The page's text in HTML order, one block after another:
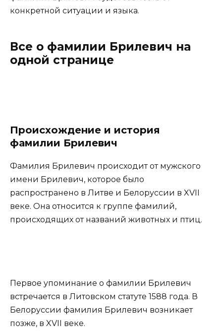
конкретной ситуации и языка.
Все о фамилии Брилевич на
одной странице
Происхождение и история
фамилии Брилевич
Фамилия Брилевич происходит от мужского
имени Брилевич, которое было
распространено в Литве и Белоруссии в XVII
веке. Она относится к группе фамилий,
происходящих от названий животных и птиц.
Первое упоминание о фамилии Брилевич
встречается в Литовском статуте 1588 года. В
Белоруссии фамилия Брилевич возникает
позже, в XVII веке.